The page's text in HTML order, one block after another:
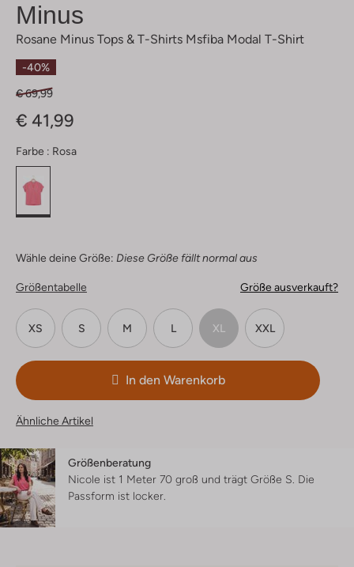
Minus
Rosane Minus Tops & T-Shirts Msfiba Modal T-Shirt
-40%
€ 69,99
€ 41,99
Farbe : Rosa
Wähle deine Größe: Diese Größe fällt normal aus
Größentabelle Größe ausverkauft?
XS S M L XL XXL
In den Warenkorb
Ähnliche Artikel
Größenberatung
Nicole ist 1 Meter 70 groß und trägt Größe S. Die
Passform ist locker